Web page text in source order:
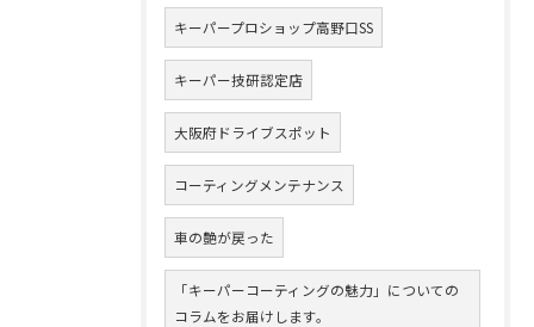
キーパープロショップ高野口SS
キーパー技研認定店
大阪府ドライブスポット
コーティングメンテナンス
車の艶が戻った
「キーパーコーティングの魅力」についての
コラムをお届けします。